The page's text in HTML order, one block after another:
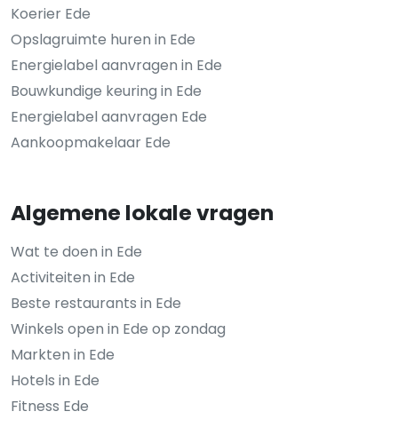
Koerier Ede
Opslagruimte huren in Ede
Energielabel aanvragen in Ede
Bouwkundige keuring in Ede
Energielabel aanvragen Ede
Aankoopmakelaar Ede
Algemene lokale vragen
Wat te doen in Ede
Activiteiten in Ede
Beste restaurants in Ede
Winkels open in Ede op zondag
Markten in Ede
Hotels in Ede
Fitness Ede